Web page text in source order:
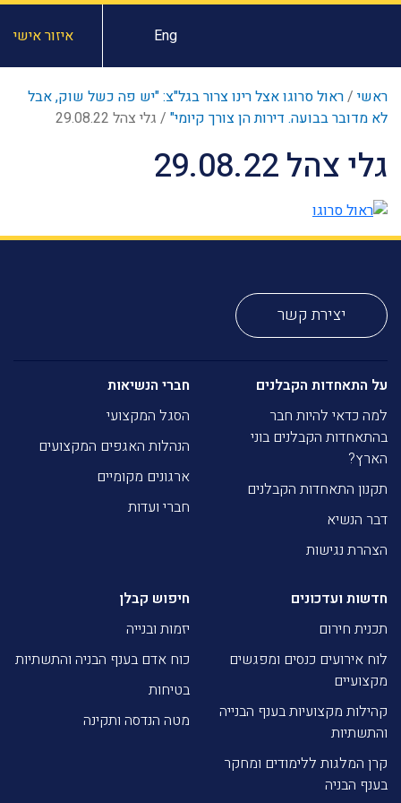
Eng איזור אישי
ראשי /ראול סרוגו אצל רינו צרור בגל"צ: "יש פה כשל שוק, אבל
לא מדובר בבועה. דירות הן צורך קיומי" / גלי צהל 29.08.22
גלי צהל 29.08.22
יצירת קשר
על התאחדות הקבלנים
למה כדאי להיות חבר
בהתאחדות הקבלנים בוני
הארץ?
תקנון התאחדות הקבלנים
דבר הנשיא
הצהרת נגישות
חברי הנשיאות
הסגל המקצועי
הנהלות האגפים המקצועים
ארגונים מקומיים
חברי ועדות
חדשות ועדכונים
תכנית חירום
לוח אירועים כנסים ומפגשים
מקצועיים
קהילות מקצועיות בענף הבנייה
והתשתיות
קרן המלגות ללימודים ומחקר
בענף הבניה
חיפוש קבלן
יזמות ובנייה
כוח אדם בענף הבניה והתשתיות
בטיחות
מטה הנדסה ותקינה